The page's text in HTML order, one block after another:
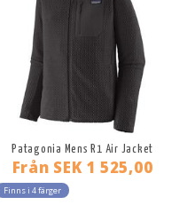
Patagonia Mens R1 Air Jacket
Från SEK 1 525,00
Finns i 4 färger